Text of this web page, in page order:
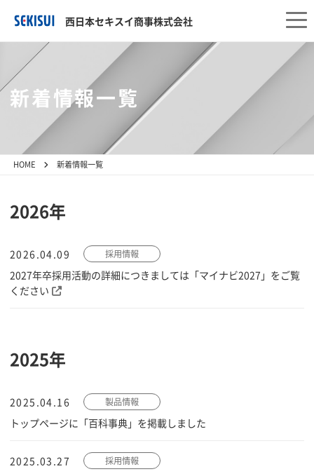
西日本セキスイ商事株式会社
新着情報一覧
HOME 新着情報一覧
2026年
2026.04.09 採用情報
2027年卒採用活動の詳細につきましては「マイナビ2027」をご覧
ください
2025年
2025.04.16 製品情報
トップページに「百科事典」を掲載しました
2025.03.27 採用情報